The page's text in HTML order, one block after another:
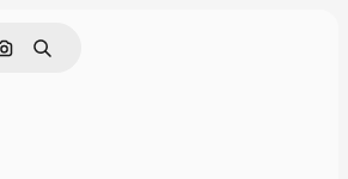
Поиск по изображению
Поиск